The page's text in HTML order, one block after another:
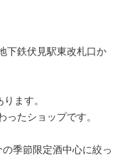
下鉄伏見駅東改札口か
ます。
たショップです。
季節限定酒中心に絞っ